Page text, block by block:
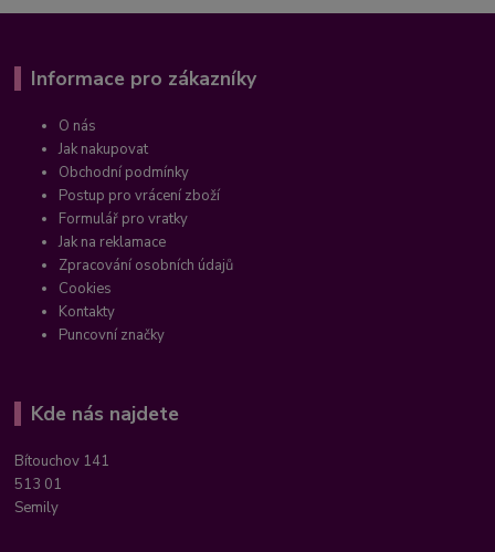
Informace pro zákazníky
O nás
Jak nakupovat
Obchodní podmínky
Postup pro vrácení zboží
Formulář pro vratky
Jak na reklamace
Zpracování osobních údajů
Cookies
Kontakty
Puncovní značky
Kde nás najdete
Bítouchov 141
513 01
Semily